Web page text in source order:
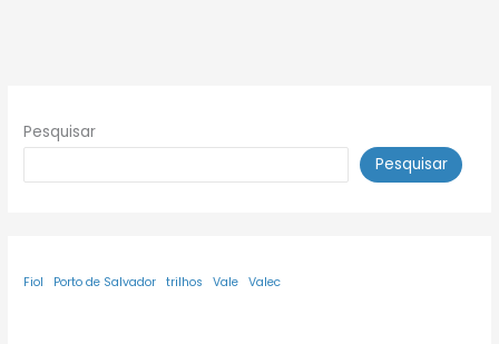
Pesquisar
Pesquisar
Fiol Porto de Salvador trilhos Vale Valec